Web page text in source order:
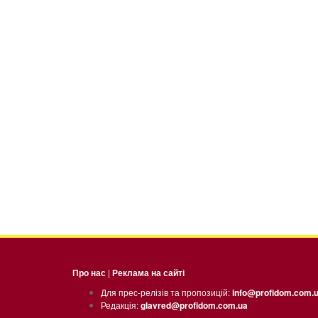
Про нас | Реклама на сайті
Для прес-релізів та пропозицій:
Редакція:glavred@profidom.com.ua